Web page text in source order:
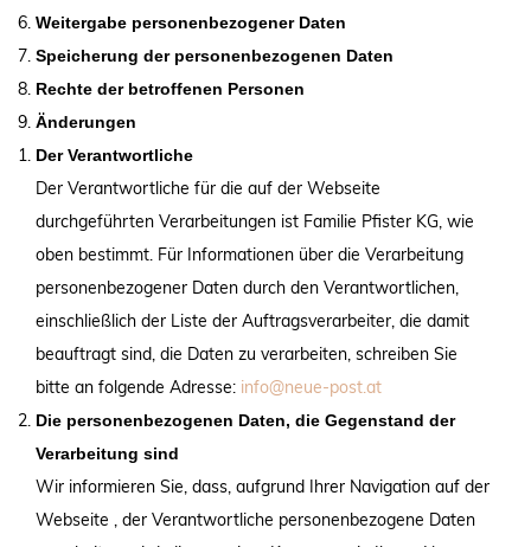
Weitergabe personenbezogener Daten
Speicherung der personenbezogenen Daten
Rechte der betroffenen Personen
Änderungen
Der Verantwortliche
Der Verantwortliche für die auf der Webseite
durchgeführten Verarbeitungen ist Familie Pfister KG, wie
oben bestimmt. Für Informationen über die Verarbeitung
personenbezogener Daten durch den Verantwortlichen,
einschließlich der Liste der Auftragsverarbeiter, die damit
beauftragt sind, die Daten zu verarbeiten, schreiben Sie
bitte an folgende Adresse: info@neue-post.at
Die personenbezogenen Daten, die Gegenstand der
Verarbeitung sind
Wir informieren Sie, dass, aufgrund Ihrer Navigation auf der
Webseite , der Verantwortliche personenbezogene Daten